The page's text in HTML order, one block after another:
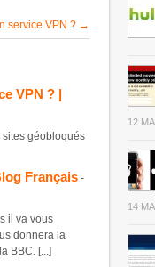
service VPN ? →
VPN ? |
sites géobloqués
Français -
il va vous
donnera la
BBC. [...]
12
14